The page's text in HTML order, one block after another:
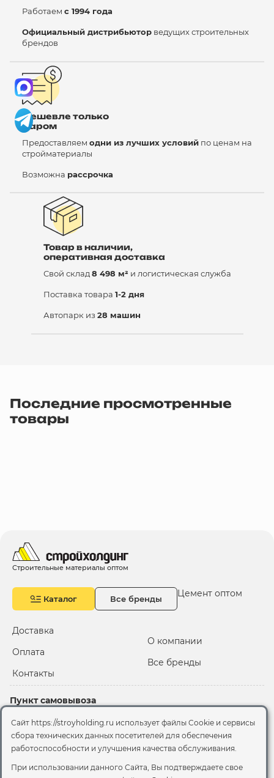
Работаем с 1994 года
Официальный дистрибьютор ведущих строительных
брендов
Дешевле только
даром
Предоставляем одни из лучших условий по ценам на
стройматериалы
Возможна рассрочка
Товар в наличии,
оперативная доставка
Свой склад 8 498 м² и логистическая служба
Поставка товара 1-2 дня
Автопарк из 28 машин
Последние просмотренные
товары
Строительные материалы оптом
Каталог Все бренды Цемент оптом
Доставка
Оплата
Контакты
О компании
Все бренды
Пункт самовывоза
2-й Иртышский проезд,
территория 2А стр.3
Офис
Сайт https://stroyholding.ru использует файлы Cookie и сервисы
сбора технических данных посетителей для обеспечения
работоспособности и улучшения качества обслуживания.
При использовании данного Сайта, Вы подтверждаете свое